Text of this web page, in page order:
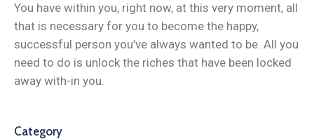
You have within you, right now, at this very moment, all
that is necessary for you to become the happy,
successful person you’ve always wanted to be. All you
need to do is unlock the riches that have been locked
away with-in you.
Category